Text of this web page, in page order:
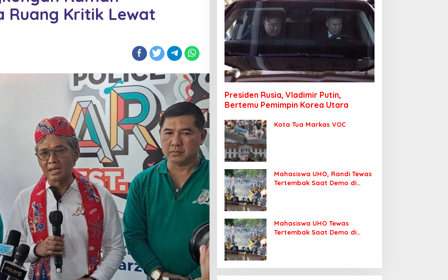
Ruang Kritik Lewat
Presiden Rusia, Vladimir Putin,
Bertemu Pemimpin Korea Utara
Kota Tua Markas VOC
Mahasiswa UHO, Randi Tewas
Tertembak Saat Demo di
Mahasiswa UHO Tewas
Tertembak Saat Demo di